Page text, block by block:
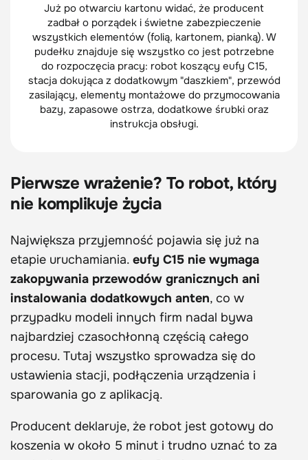
Już po otwarciu kartonu widać, że producent
zadbał o porządek i świetne zabezpieczenie
wszystkich elementów (folią, kartonem, pianką). W
pudełku znajduje się wszystko co jest potrzebne
do rozpoczęcia pracy: robot koszący eufy C15,
stacja dokująca z dodatkowym "daszkiem", przewód
zasilający, elementy montażowe do przymocowania
bazy, zapasowe ostrza, dodatkowe śrubki oraz
instrukcja obsługi.
Pierwsze wrażenie? To robot, który
nie komplikuje życia
Największa przyjemność pojawia się już na
etapie uruchamiania. eufy C15 nie wymaga
zakopywania przewodów granicznych ani
instalowania dodatkowych anten, co w
przypadku modeli innych firm nadal bywa
najbardziej czasochłonną częścią całego
procesu. Tutaj wszystko sprowadza się do
ustawienia stacji, podłączenia urządzenia i
sparowania go z aplikacją.
Producent deklaruje, że robot jest gotowy do
koszenia w około 5 minut i trudno uznać to za